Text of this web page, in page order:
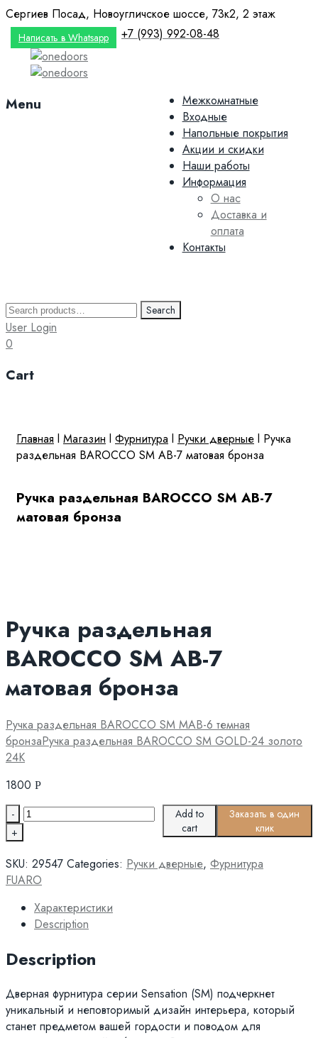
Сергиев Посад, Новоугличское шоссе, 73к2, 2 этаж
Написать в Whatsapp +7 (993) 992-08-48
Menu
content
Межкомнатные
Входные
Напольные покрытия
Акции и скидки
Наши работы
Информация
О нас
Доставка и
оплата
Контакты
Search
for:
Search
User Login
0
Cart
Ручка раздельная BAROCCO SM AB-7
матовая бронза
Главная l Магазин l Фурнитура l Ручки дверные l Ручка
раздельная BAROCCO SM AB-7 матовая бронза
Ручка раздельная
BAROCCO SM AB-7
матовая бронза
Ручка раздельная BAROCCO SM MAB-6 темная
бронзаРучка раздельная BAROCCO SM GOLD-24 золото
24К
1800 Р
Quantity
Add to
cart
Заказать в один
клик
SKU: 29547 Categories: Ручки дверные, Фурнитура
FUARO
Характеристики
Description
Description
Дверная фурнитура серии Sensation (SM) подчеркнет
уникальный и неповторимый дизайн интерьера, который
станет предметом вашей гордости и поводом для